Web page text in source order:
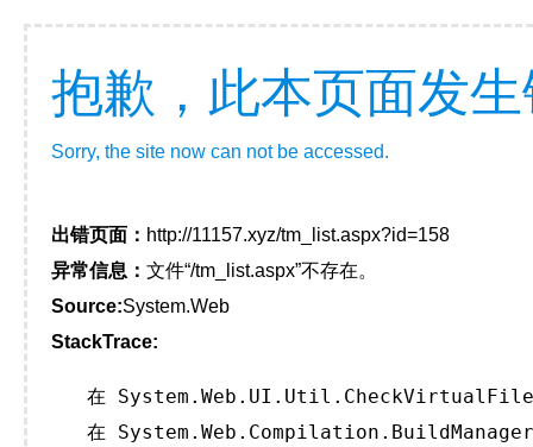
抱歉，此本页面发
Sorry, the site now can not be accessed.
出错页面： http://11157.xyz/tm_list.aspx?id=158
异常信息： 文件“/tm_list.aspx”不存在。
Source:System.Web
StackTrace:
在
在